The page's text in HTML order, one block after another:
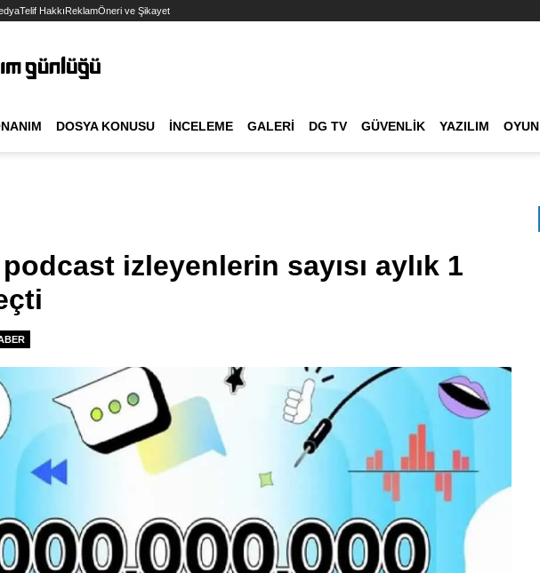
Telif HakkıReklamÖneri ve Şikayet
DOSYA KONUSU İNCELEME GALERI DG TV GÜVENLIK YAZILIM OYUN
izleyenlerin sayısı aylık 1